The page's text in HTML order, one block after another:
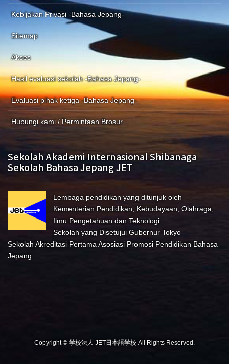
Kebijakan Privasi -Bahasa Jepang-
Sitemap
Akses
Hasil evaluasi sekolah -Bahasa Jepang-
Evaluasi pihak ketiga -Bahasa Jepang-
Hubungi kami / Permintaan Brosur
Sekolah Akademi Internasional Shibanaga
Sekolah Bahasa Jepang JET
Lembaga pendidikan yang ditunjuk oleh
Kementerian Pendidikan, Kebudayaan, Olahraga,
Ilmu Pengetahuan dan Teknologi
Sekolah yang Disetujui Gubernur Tokyo
Sekolah Akreditasi Pertama Asosiasi Promosi Pendidikan Bahasa
Jepang
Copyright © 学校法人 JET日本語学校 All Rights Reserved.